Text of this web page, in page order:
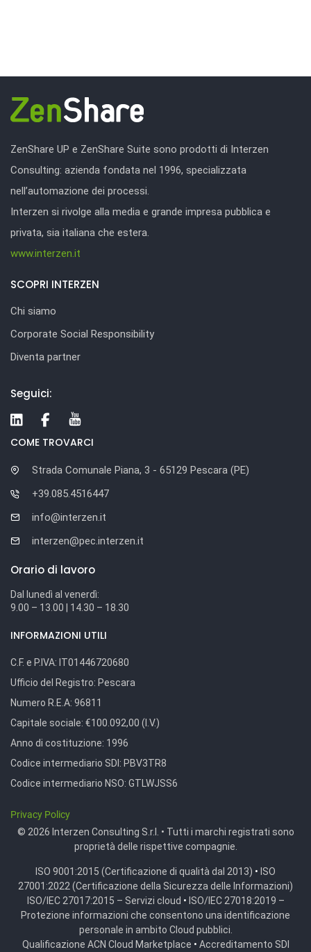
ZenShare UP e ZenShare Suite sono prodotti di Interzen
Consulting: azienda fondata nel 1996, specializzata
nell’automazione dei processi.
Interzen si rivolge alla media e grande impresa pubblica e
privata, sia italiana che estera.
www.interzen.it
SCOPRI INTERZEN
Chi siamo
Corporate Social Responsibility
Diventa partner
Seguici:
COME TROVARCI
Strada Comunale Piana, 3 - 65129 Pescara (PE)
+39.085.4516447
info@interzen.it
interzen@pec.interzen.it
Orario di lavoro
Dal lunedì al venerdì:
9.00 – 13.00 | 14.30 – 18.30
INFORMAZIONI UTILI
C.F. e P.IVA: IT01446720680
Ufficio del Registro: Pescara
Numero R.E.A: 96811
Capitale sociale: €100.092,00 (I.V.)
Anno di costituzione: 1996
Codice intermediario SDI: PBV3TR8
Codice intermediario NSO: GTLWJSS6
Privacy Policy
© 2026 Interzen Consulting S.r.l. • Tutti i marchi registrati sono
proprietà delle rispettive compagnie.
ISO 9001:2015 (Certificazione di qualità dal 2013) • ISO
27001:2022 (Certificazione della Sicurezza delle Informazioni)
ISO/IEC 27017:2015 – Servizi cloud • ISO/IEC 27018:2019 –
Protezione informazioni che consentono una identificazione
personale in ambito Cloud pubblici.
Qualificazione ACN Cloud Marketplace • Accreditamento SDI